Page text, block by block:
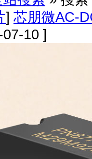
] 芯朋微AC-
10 ]